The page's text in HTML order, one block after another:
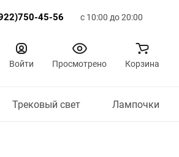
45-56 с 10:00 до 20:00
Войти Просмотрено Корзина
Трековый свет Лампочки